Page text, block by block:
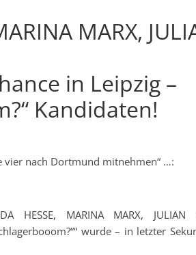
MARX,
in Leipzig –
Kandidaten!
vier nach Dortmund mitnehmen“ …:
HESSE, MARINA MARX, JULIAN
wurde – in letzter